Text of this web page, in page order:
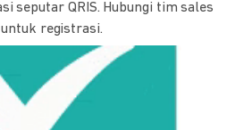
seputar QRIS. Hubungi tim sales
untuk registrasi.